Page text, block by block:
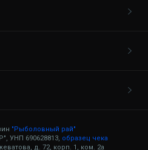
"Рыболовный рай"
690628813, образец чека
д. 72, корп. 1, ком. 2а